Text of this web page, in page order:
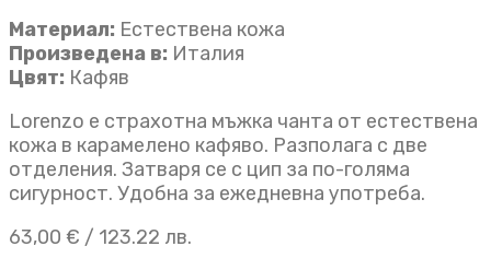
Материал: Естествена кожа
Произведена в: Италия
Цвят: Кафяв
Lorenzo е страхотна мъжка чанта от естествена
кожа в карамелено кафяво. Разполага с две
отделения. Затваря се с цип за по-голяма
сигурност. Удобна за ежедневна употреба.
63,00 € / 123.22 лв.